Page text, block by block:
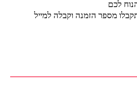
לכם
מספר הזמנה וקבלה למייל